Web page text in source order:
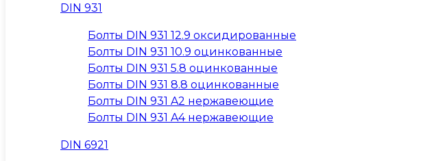
DIN 931
Болты DIN 931 12.9 оксидированные
Болты DIN 931 10.9 оцинкованные
Болты DIN 931 5.8 оцинкованные
Болты DIN 931 8.8 оцинкованные
Болты DIN 931 A2 нержавеющие
Болты DIN 931 A4 нержавеющие
DIN 6921